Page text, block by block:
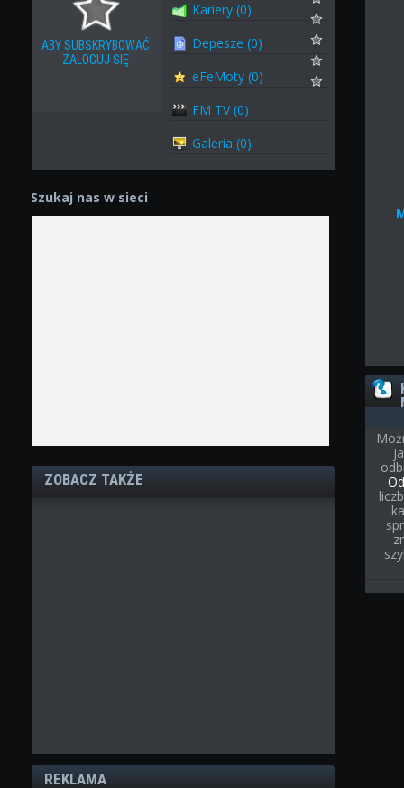
ABY SUBSKRYBOWAĆ
ZALOGUJ SIĘ
Kariery (0)
Depesze (0)
eFeMoty (0)
FM TV (0)
Galeria (0)
Szukaj nas w sieci
ZOBACZ TAKŻE
REKLAMA